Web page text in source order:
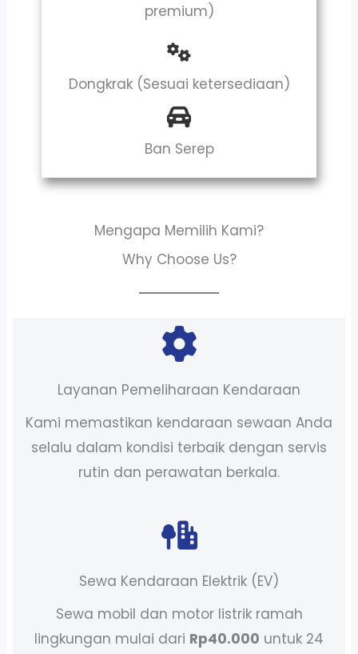
premium)
Dongkrak (Sesuai ketersediaan)
Ban Serep
Mengapa Memilih Kami?
Why Choose Us?
Layanan Pemeliharaan Kendaraan
Kami memastikan kendaraan sewaan Anda
selalu dalam kondisi terbaik dengan servis
rutin dan perawatan berkala.
Sewa Kendaraan Elektrik (EV)
Sewa mobil dan motor listrik ramah
lingkungan mulai dari Rp40.000 untuk 24